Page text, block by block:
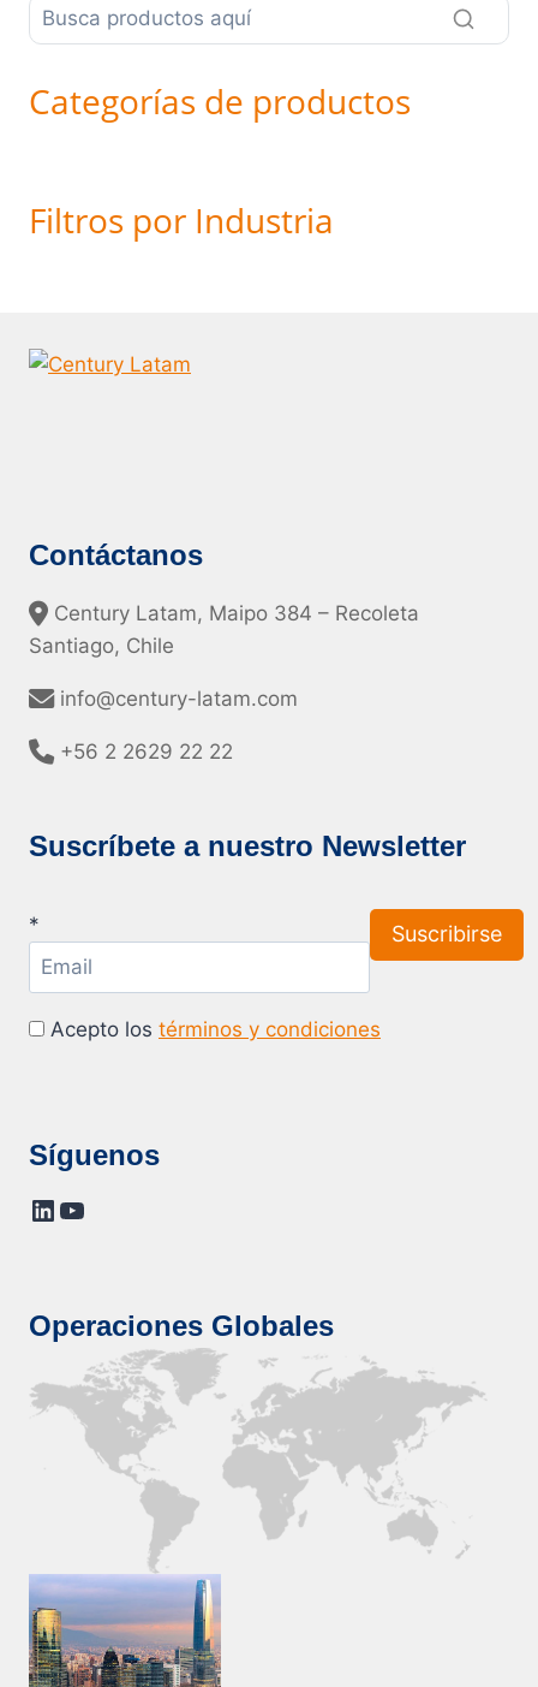
Categorías de productos
Filtros por Industria
Contáctanos
Century Latam, Maipo 384 – Recoleta
Santiago, Chile
info@century-latam.com
+56 2 2629 22 22
Suscríbete a nuestro Newsletter
*
Acepto los términos y condiciones
Síguenos
LinkedIn
YouTube
Operaciones Globales